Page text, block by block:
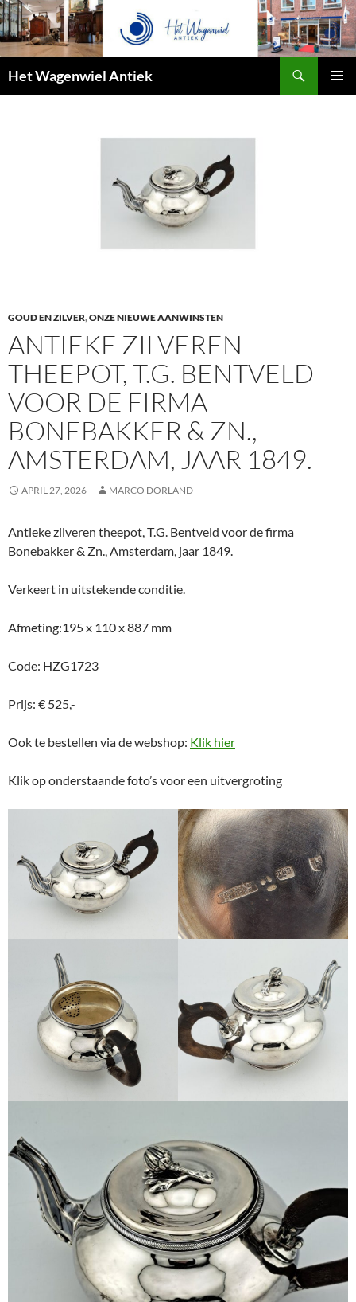
Het Wagenwiel Antiek
GOUD EN ZILVER,ONZE NIEUWE AANWINSTEN
ANTIEKE ZILVEREN
THEEPOT, T.G. BENTVELD
VOOR DE FIRMA
BONEBAKKER & ZN.,
AMSTERDAM, JAAR 1849.
APRIL 27, 2026 MARCO DORLAND
Antieke zilveren theepot, T.G. Bentveld voor de firma
Bonebakker & Zn., Amsterdam, jaar 1849.
Verkeert in uitstekende conditie.
Afmeting:195 x 110 x 887 mm
Code: HZG1723
Prijs: € 525,-
Ook te bestellen via de webshop: Klik hier
Klik op onderstaande foto’s voor een uitvergroting